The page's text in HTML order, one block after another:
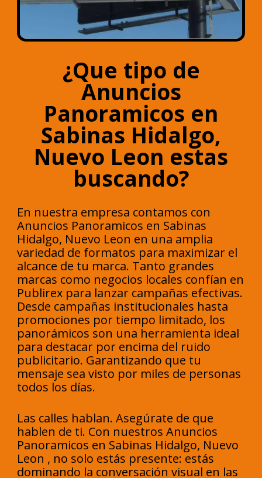
¿Que tipo de
Anuncios
Panoramicos en
Sabinas Hidalgo,
Nuevo Leon estas
buscando?
En nuestra empresa contamos con
Anuncios Panoramicos en Sabinas
Hidalgo, Nuevo Leon en una amplia
variedad de formatos para maximizar el
alcance de tu marca. Tanto grandes
marcas como negocios locales confían en
Publirex para lanzar campañas efectivas.
Desde campañas institucionales hasta
promociones por tiempo limitado, los
panorámicos son una herramienta ideal
para destacar por encima del ruido
publicitario. Garantizando que tu
mensaje sea visto por miles de personas
todos los días.
Las calles hablan. Asegúrate de que
hablen de ti. Con nuestros Anuncios
Panoramicos en Sabinas Hidalgo, Nuevo
Leon , no solo estás presente: estás
dominando la conversación visual en las